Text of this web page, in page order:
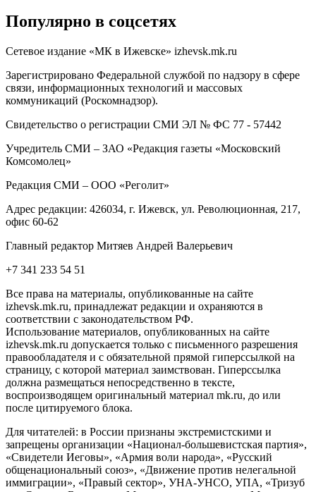
Популярно в соцсетях
Сетевое издание «МК в Ижевске» izhevsk.mk.ru
Зарегистрировано Федеральной службой по надзору в сфере
связи, информационных технологий и массовых
коммуникаций (Роскомнадзор).
Свидетельство о регистрации СМИ ЭЛ № ФС 77 - 57442
Учредитель СМИ – ЗАО «Редакция газеты «Московский
Комсомолец»
Редакция СМИ – ООО «Реголит»
Адрес редакции: 426034, г. Ижевск, ул. Революционная, 217,
офис 60-62
Главный редактор Митяев Андрей Валерьевич
+7 341 233 54 51
Все права на материалы, опубликованные на сайте
izhevsk.mk.ru, принадлежат редакции и охраняются в
соответствии с законодательством РФ.
Использование материалов, опубликованных на сайте
izhevsk.mk.ru допускается только с письменного разрешения
правообладателя и с обязательной прямой гиперссылкой на
страницу, с которой материал заимствован. Гиперссылка
должна размещаться непосредственно в тексте,
воспроизводящем оригинальный материал mk.ru, до или
после цитируемого блока.
Для читателей: в России признаны экстремистскими и
запрещены организации «Национал-большевистская партия»,
«Свидетели Иеговы», «Армия воли народа», «Русский
общенациональный союз», «Движение против нелегальной
иммиграции», «Правый сектор», УНА-УНСО, УПА, «Тризуб